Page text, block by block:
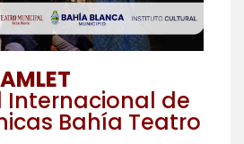
Internacional de
Bahía Teatro